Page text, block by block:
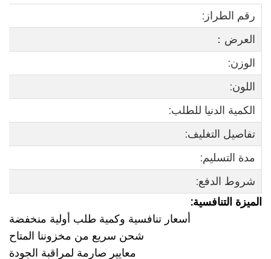
رقم الطراز:
العرض：
الوزن:
اللون:
الكمية الدنيا للطلب:
تفاصيل التغليف:
مدة التسليم:
شروط الدفع:
الميزة التنافسية:
أسعار تنافسية وكمية طلب أولية منخفضة
شحن سريع من مخزوننا المتاح
معايير صارمة لمراقبة الجودة